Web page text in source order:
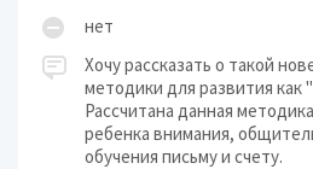
нет
Хочу рассказать о такой
методики для развития как
Рассчитана данная
ребенка внимания,
обучения письму и счету.